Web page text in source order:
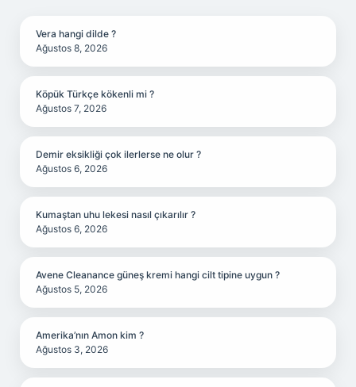
Vera hangi dilde ?
Ağustos 8, 2026
Köpük Türkçe kökenli mi ?
Ağustos 7, 2026
Demir eksikliği çok ilerlerse ne olur ?
Ağustos 6, 2026
Kumaştan uhu lekesi nasıl çıkarılır ?
Ağustos 6, 2026
Avene Cleanance güneş kremi hangi cilt tipine uygun ?
Ağustos 5, 2026
Amerika’nın Amon kim ?
Ağustos 3, 2026